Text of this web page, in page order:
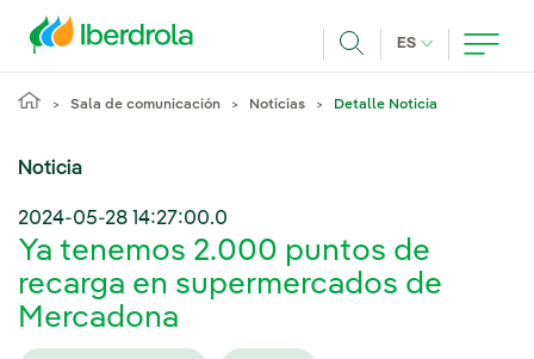
ES IDIOMA
Sala de comunicación Noticias Detalle Noticia
Noticia
2024-05-28 14:27:00.0
Ya tenemos 2.000 puntos de
recarga en supermercados de
Mercadona